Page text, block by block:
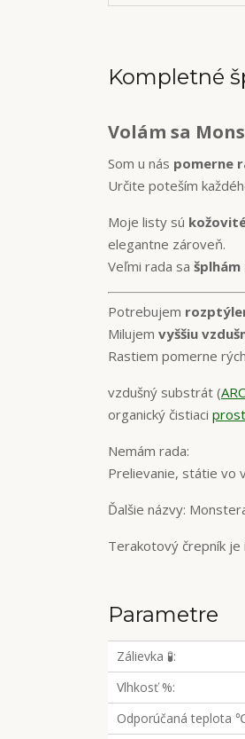
Kompletné
Volám sa
Som u nás pomerne
Určite poteším
Moje listy sú
elegantne zároveň.
Veľmi rada sa
Potrebujem
Milujem vyššiu
Rastiem pomerne
vzdušný substrát (
organický čistiaci
Nemám rada:
Prelievanie, státie vo
Ďalšie názvy:
Terakotový črepník je
Parametre
Zálievka 🧪
Vlhkosť %
Odporúčaná teplota